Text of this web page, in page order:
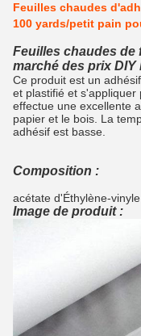
Feuilles chaudes
100 yards/petit pain
Feuilles chaudes de
marché des prix
Ce produit est un
et plastifié et
effectue une excellente
papier et le bois. La
adhésif est basse.
Composition :
acétate d'Éthylène-vinyle
Image de produit :